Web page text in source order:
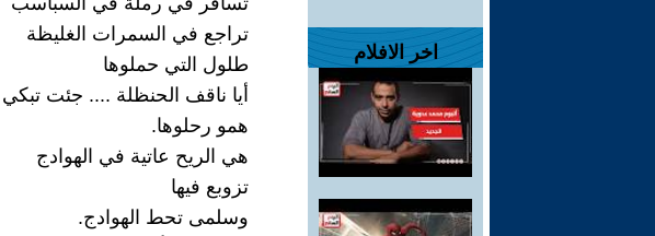
اخر الافلام
تراجع في السمرات الغليظة
طلول التي حملوها
أيا ناقف الحنظلة .... جئت تبكي
همو رحلوها.
هي الريح عاتية في الهوادج
تزوبع فيها
وسلمى تحط الهوادج.